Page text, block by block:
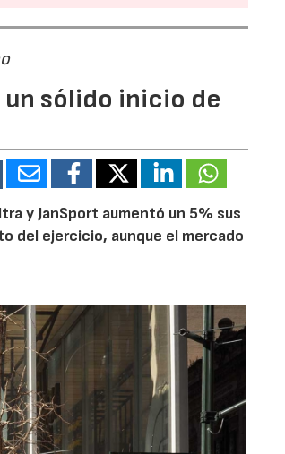
sólido inicio de
y JanSport aumentó un 5% sus
del ejercicio, aunque el mercado